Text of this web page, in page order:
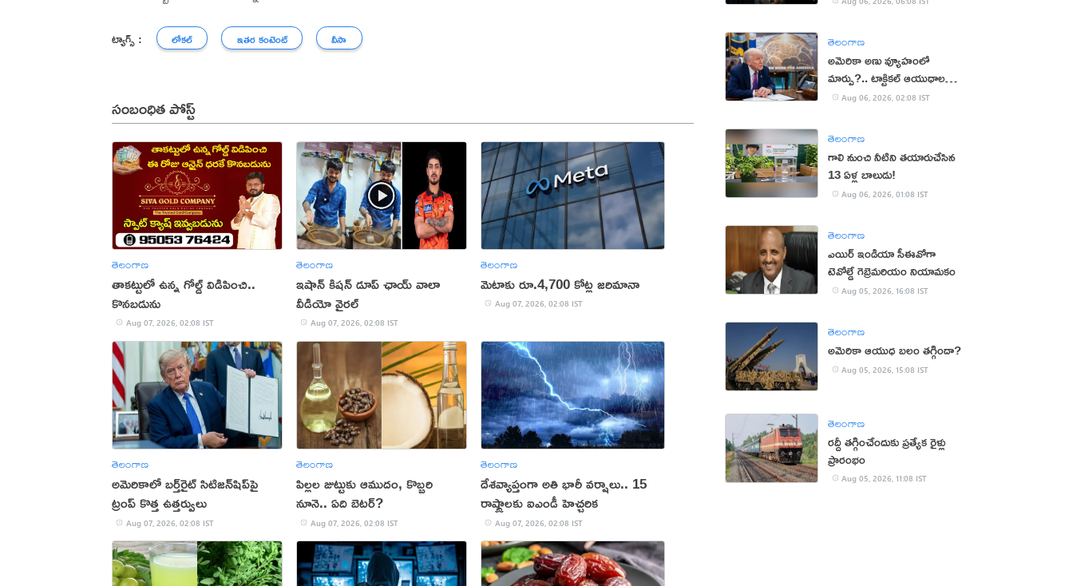
ట్యాగ్స్ : లోకల్ ఇతర కంటెంట్ వీసా
సంబంధిత పోస్ట్
తెలంగాణ
తాకట్టులో ఉన్న గోల్డ్ విడిపించి..
కొనబడును
Aug 07, 2026, 02:08 IST
తెలంగాణ
ఇషాన్ కిషన్ డూప్ ఛాయ్ వాలా
వీడియో వైరల్
Aug 07, 2026, 02:08 IST
తెలంగాణ
మెటాకు రూ.4,700 కోట్ల జరిమానా
Aug 07, 2026, 02:08 IST
తెలంగాణ
అమెరికాలో బర్త్‌రైట్ సిటిజన్‌షిప్‌పై
ట్రంప్ కొత్త ఉత్తర్వులు
Aug 07, 2026, 02:08 IST
తెలంగాణ
పిల్లల జుట్టుకు ఆముదం, కొబ్బరి
నూనె.. ఏది బెటర్?
Aug 07, 2026, 02:08 IST
తెలంగాణ
దేశవ్యాప్తంగా అతి భారీ వర్షాలు.. 15
రాష్ట్రాలకు ఐఎండీ హెచ్చరిక
Aug 07, 2026, 02:08 IST
తెలంగాణ
అమెరికా అణు వ్యూహంలో
మార్పు?.. టాక్టికల్ ఆయుధాలకు
ప్రాధాన్యం!
Aug 06, 2026, 02:08 IST
తెలంగాణ
గాలి నుంచి నీటిని తయారుచేసిన
13 ఏళ్ల బాలుడు!
Aug 06, 2026, 01:08 IST
తెలంగాణ
ఎయిర్ ఇండియా సీఈవోగా
టెవోల్డే గెబ్రెమరియం నియామకం
Aug 05, 2026, 16:08 IST
తెలంగాణ
అమెరికా ఆయుధ బలం తగ్గిందా?
Aug 05, 2026, 15:08 IST
తెలంగాణ
రద్దీ తగ్గించేందుకు ప్రత్యేక రైళ్లు
ప్రారంభం
Aug 05, 2026, 11:08 IST